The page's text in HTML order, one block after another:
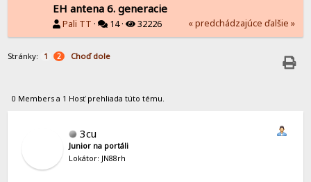
EH antena 6. generacie
Pali TT · 14 · 32226 « predchádzajúce ďalšie »
Stránky: 1 2 Choď dole
0 Members a 1 Hosť prehliada túto tému.
3cu
Junior na portáli
Lokátor: JN88rh